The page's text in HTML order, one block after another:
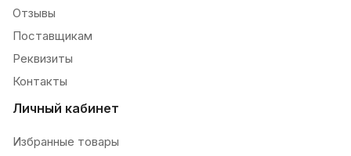
Отзывы
Поставщикам
Реквизиты
Контакты
Личный кабинет
Избранные товары